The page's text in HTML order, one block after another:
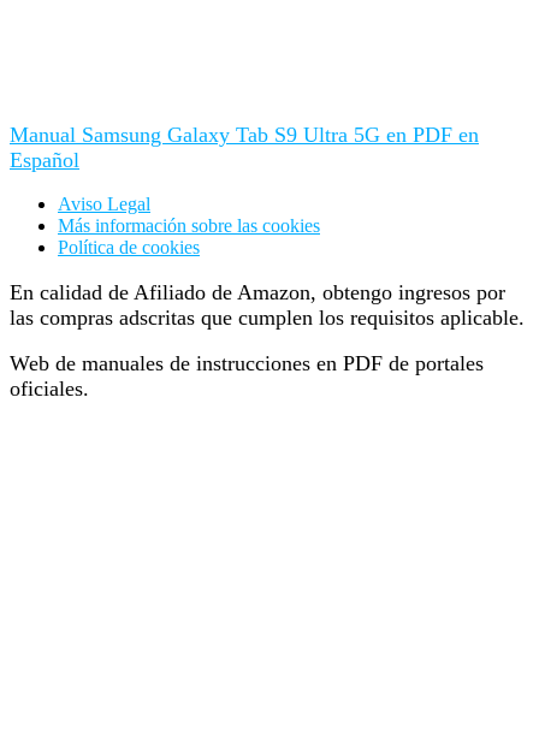
Manual Samsung Galaxy Tab S9 Ultra 5G en PDF en
Español
Aviso Legal
Más información sobre las cookies
Política de cookies
En calidad de Afiliado de Amazon, obtengo ingresos por
las compras adscritas que cumplen los requisitos aplicable.
Web de manuales de instrucciones en PDF de portales
oficiales.